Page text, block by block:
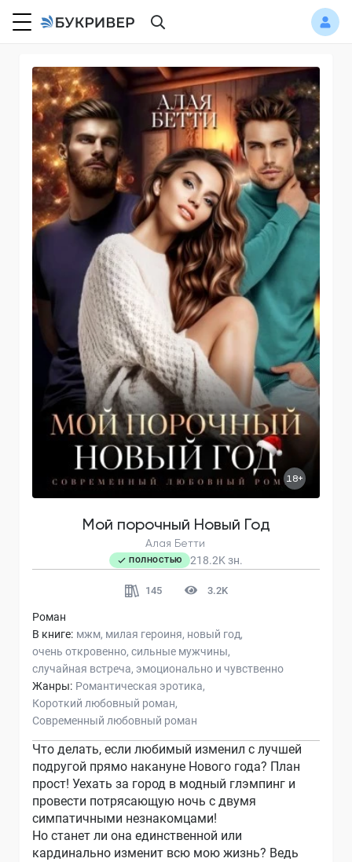
18+
Мой порочный Новый Год
Алая Бетти
ПОЛНОСТЬЮ 218.2K зн.
145 3.2K
Роман
В книге: мжм милая героиня новый год
очень откровенно сильные мужчины
случайная встреча эмоционально и чувственно
Жанры: Романтическая эротика
Короткий любовный роман
Современный любовный роман
Что делать, если любимый изменил с лучшей
подругой прямо накануне Нового года? План
прост! Уехать за город в модный глэмпинг и
провести потрясающую ночь с двумя
симпатичными незнакомцами!
Но станет ли она единственной или
кардинально изменит всю мою жизнь? Ведь